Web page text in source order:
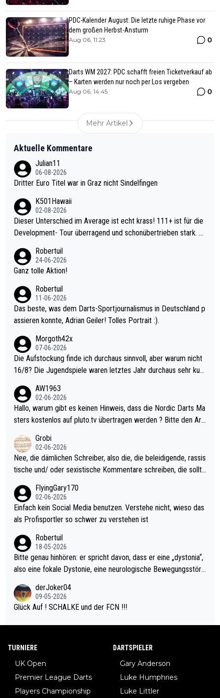
PDC-Kalender August: Die letzte ruhige Phase vor
dem großen Herbst-Ansturm
Aug 06, 11:23 0
Darts WM 2027: PDC schafft freien Ticketverkauf ab
– Karten werden nur noch per Los vergeben
Aug 06, 14:45 0
Mehr Artikel
Aktuelle Kommentare
Julian11
06-08-2026
Dritter Euro Titel war in Graz nicht Sindelfingen
K501Hawaii
02-08-2026
Dieser Unterschied im Average ist echt krass! 111+ ist für die
Development- Tour überragend und schonübertrieben stark. U
mal 40+ erst recht. Da gewinnst keinen Blumentopf - ist ja noc
h krasser wie ein Pokalspiel eines Kreisligisten vs einem Bund
Robertuil
24-06-2026
Ganz tolle Aktion!
Robertuil
11-06-2026
Das beste, was dem Darts-Sportjournalismus in Deutschland p
assieren konnte, Adrian Geiler! Tolles Portrait :).
Morgoth42x
07-06-2026
Die Aufstockung finde ich durchaus sinnvoll, aber warum nicht
16/8? Die Jugendspiele waren letztes Jahr durchaus sehr kurz
Allerdings ist Mitchell Lawrie als Nummer 1 der Welt eh qualifi
ziert. Somit ändert die automatische Qualifikation des Weltmei
sters erstmal nichts. Ich denke sie wollen damit für nächstes J
ohl wenig WDF Turniere spielen. Dies war bei Archie Self letzt
es Jahr der Fall. Er musste als amtierender Weltmeister durch
den Qualifier und ich glaube kaum, dass Mitchel sich das (in Ve
gas) antun würde, wenn er doch eigentlich die PDC-WM als Zi
el hat.
AW1963
02-06-2026
Hallo, warum gibt es keinen Hinweis, dass die Nordic Darts Ma
sters kostenlos auf pluto.tv übertragen werden ? Bitte den Arti
Grobi
02-06-2026
Nee, die dämlichen Schreiber, also die, die beleidigende, rassis
tische und/ oder sexistische Kommentare schreiben, die sollte
s Leben in den Griff kriegen. Nur eins wundert mich: Luke Little
r war doch neulich erst derjenige, der über Social Media GvV p
rovoziert hat. Und Littlers Mutter schießt öfters mal gegen Ric
FlyingGary170
02-06-2026
Einfach kein Social Media benutzen. Verstehe nicht, wieso das
als Profisportler so schwer zu verstehen ist
Robertuil
18-05-2026
Bitte genau hinhören: er spricht davon, dass er eine „dystonia“,
also eine fokale Dystonie, eine neurologische Bewegungsstöru
erden, im Arm hat. Und, dass Medikamente ihm helfen! Ich glau
be immer noch, dass sehr viele der Dartits-Fälle fälschlich psy
diese könnten teils wirksam behandelt werden! Dafür müsste
derJoker04
09-05-2026
Glück Auf ! SCHALKE und der FCN !!!
TURNIERE
UK Open
Premier League Darts
Players Championship
DARTSPIELER
Gary Anderson
Luke Humphries
Luke Littler